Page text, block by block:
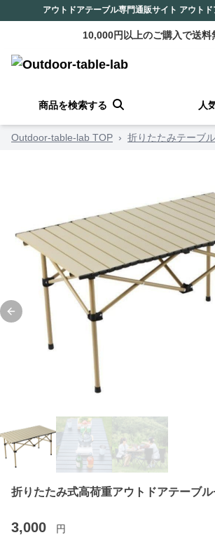
アウトドアテーブル専門通販サイト アウト
10,000円以上のご購入で送料
商品を検索する 人
Outdoor-table-lab TOP › 折りたたみテーブ
Previous slide
折りたたみ式高荷重アウトドアテーブル
3,000 円